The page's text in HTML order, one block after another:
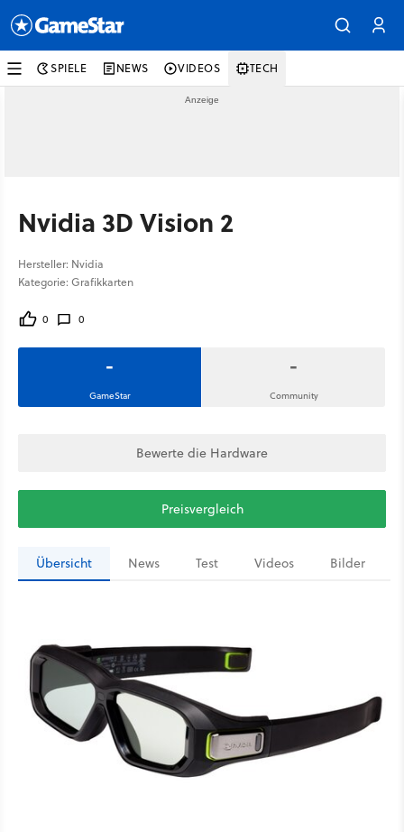
SPIELE NEWS VIDEOS TECH
Nvidia 3D Vision 2
Hersteller: Nvidia
Kategorie: Grafikkarten
0 0
-
GameStar
-
Community
Bewerte die Hardware
Preisvergleich
Übersicht News Test Videos Bilder